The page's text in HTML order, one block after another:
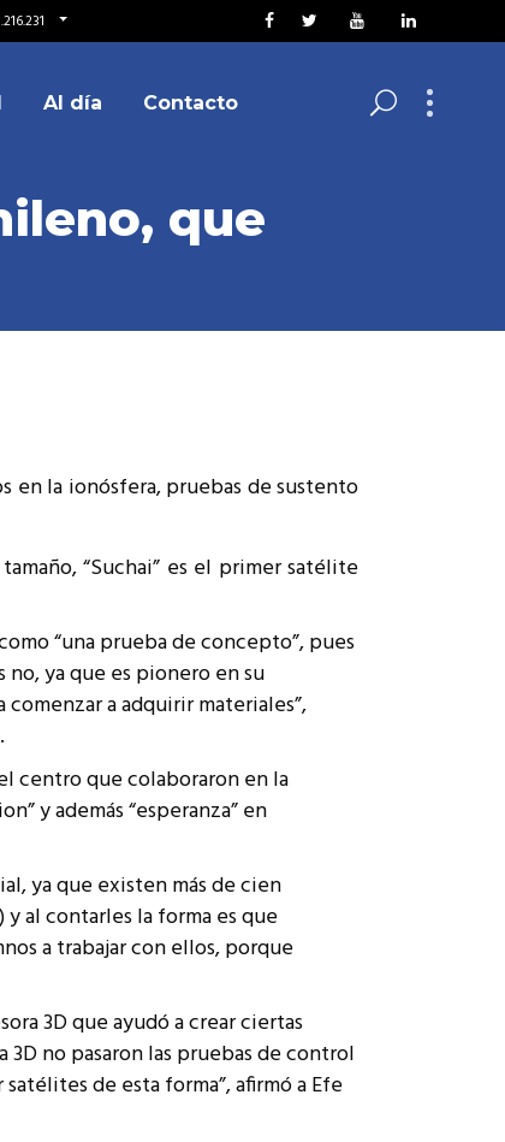
Al día Contacto
que
en la ionósfera, pruebas de sustento
“Suchai” es el primer satélite
“una prueba de concepto”, pues
ya que es pionero en su
a adquirir materiales”,
centro que colaboraron en la
y además “esperanza” en
ya que existen más de cien
al contarles la forma es que
a trabajar con ellos, porque
3D que ayudó a crear ciertas
3D no pasaron las pruebas de control
de esta forma”, afirmó a Efe